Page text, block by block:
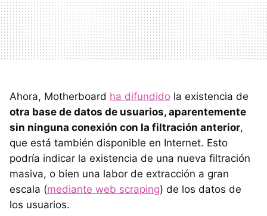
Ahora, Motherboard ha difundido la existencia de
otra base de datos de usuarios, aparentemente
sin ninguna conexión con la filtración anterior,
que está también disponible en Internet. Esto
podría indicar la existencia de una nueva filtración
masiva, o bien una labor de extracción a gran
escala (mediante web scraping) de los datos de
los usuarios.